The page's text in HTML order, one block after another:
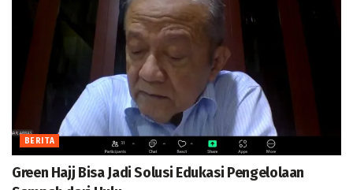
BERITA
Green Hajj Bisa Jadi Solusi Edukasi Pengelolaan